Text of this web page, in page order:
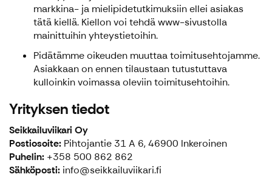
markkina- ja mielipidetutkimuksiin ellei asiakas
tätä kiellä. Kiellon voi tehdä www-sivustolla
mainittuihin yhteystietoihin.
Pidätämme oikeuden muuttaa toimitusehtojamme.
Asiakkaan on ennen tilaustaan tutustuttava
kulloinkin voimassa oleviin toimitusehtoihin.
Yrityksen tiedot
Seikkailuviikari Oy
Postiosoite: Pihtojantie 31 A 6, 46900 Inkeroinen
Puhelin: +358 500 862 862
Sähköposti: info@seikkailuviikari.fi